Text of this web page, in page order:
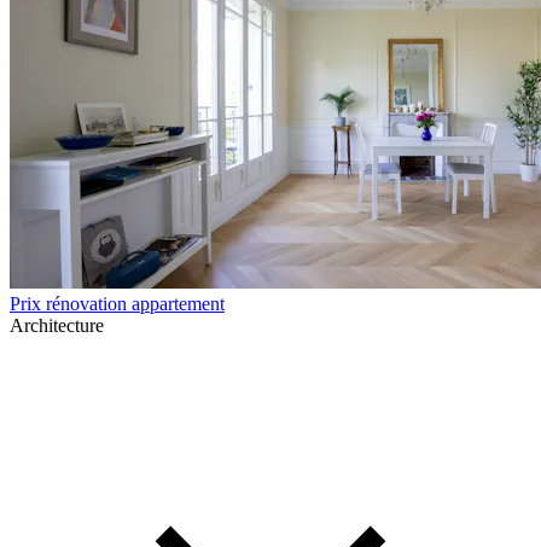
Prix rénovation appartement
Architecture